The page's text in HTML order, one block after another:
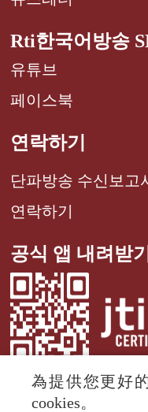
Rti한국어방송
유튜브
페이스북
연락하기
단파방송 수신보고
연락하기
공식 앱 내려받기
為提供您更好
cookies。